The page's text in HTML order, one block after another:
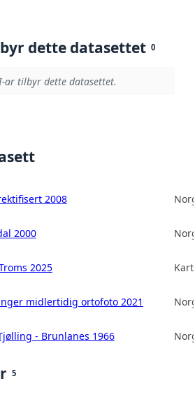
dette datasettet 0
ar tilbyr dette datasettet.
2008
2000
2025
midlertidig ortofoto 2021
- Brunlanes 1966
5